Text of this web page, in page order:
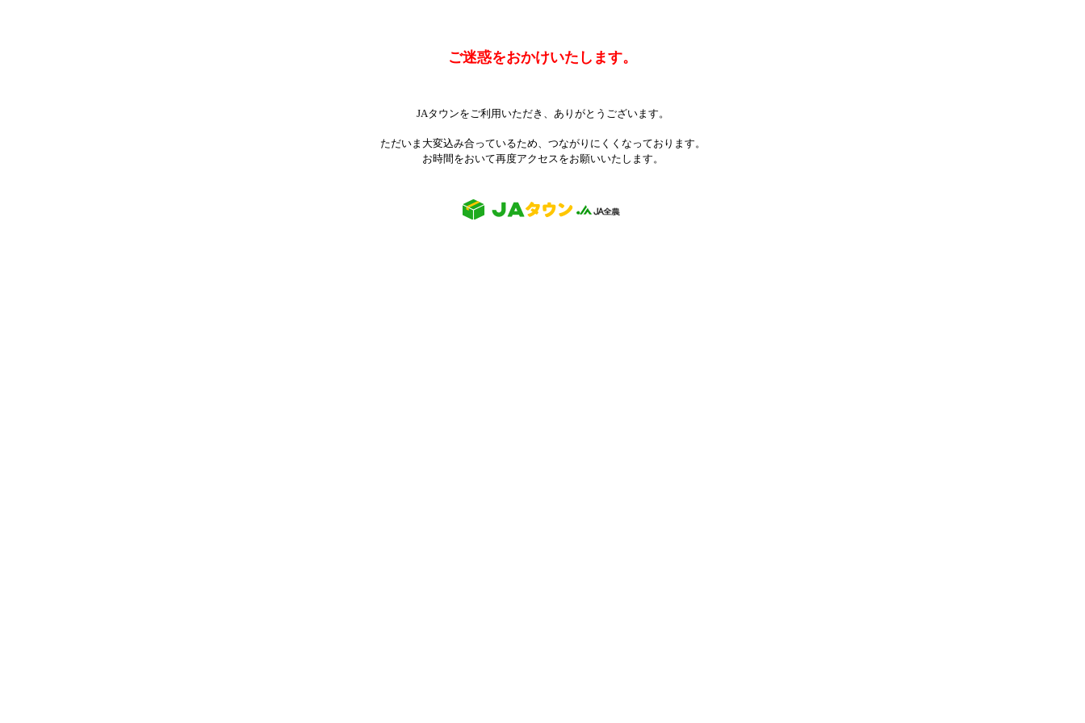
ご迷惑をおかけいたします。
JAタウンをご利用いただき、ありがとうございます。
ただいま大変込み合っているため、つながりにくくなっております。
お時間をおいて再度アクセスをお願いいたします。